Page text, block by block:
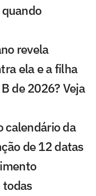
revela
ela e a filha
de 2026? Veja
calendário da
de 12 datas